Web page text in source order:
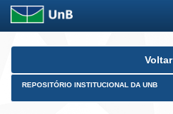
Skip
Voltar
REPOSITÓRIO INSTITUCIONAL DA UNB